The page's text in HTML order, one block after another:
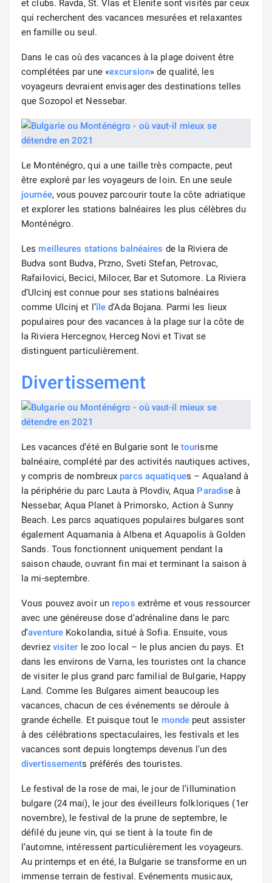
et clubs. Ravda, St. Vlas et Elenite sont visités par ceux
qui recherchent des vacances mesurées et relaxantes
en famille ou seul.
Dans le cas où des vacances à la plage doivent être
complétées par une «excursion» de qualité, les
voyageurs devraient envisager des destinations telles
que Sozopol et Nessebar.
Le Monténégro, qui a une taille très compacte, peut
être exploré par les voyageurs de loin. En une seule
journée, vous pouvez parcourir toute la côte adriatique
et explorer les stations balnéaires les plus célèbres du
Monténégro.
Les meilleures stations balnéaires de la Riviera de
Budva sont Budva, Przno, Sveti Stefan, Petrovac,
Rafailovici, Becici, Milocer, Bar et Sutomore. La Riviera
d’Ulcinj est connue pour ses stations balnéaires
comme Ulcinj et l’île d’Ada Bojana. Parmi les lieux
populaires pour des vacances à la plage sur la côte de
la Riviera Hercegnov, Herceg Novi et Tivat se
distinguent particulièrement.
Divertissement
Les vacances d’été en Bulgarie sont le tourisme
balnéaire, complété par des activités nautiques actives,
y compris de nombreux parcs aquatiques – Aqualand à
la périphérie du parc Lauta à Plovdiv, Aqua Paradise à
Nessebar, Aqua Planet à Primorsko, Action à Sunny
Beach. Les parcs aquatiques populaires bulgares sont
également Aquamania à Albena et Aquapolis à Golden
Sands. Tous fonctionnent uniquement pendant la
saison chaude, ouvrant fin mai et terminant la saison à
la mi-septembre.
Vous pouvez avoir un repos extrême et vous ressourcer
avec une généreuse dose d’adrénaline dans le parc
d’aventure Kokolandia, situé à Sofia. Ensuite, vous
devriez visiter le zoo local – le plus ancien du pays. Et
dans les environs de Varna, les touristes ont la chance
de visiter le plus grand parc familial de Bulgarie, Happy
Land. Comme les Bulgares aiment beaucoup les
vacances, chacun de ces événements se déroule à
grande échelle. Et puisque tout le monde peut assister
à des célébrations spectaculaires, les festivals et les
vacances sont depuis longtemps devenus l’un des
divertissements préférés des touristes.
Le festival de la rose de mai, le jour de l’illumination
bulgare (24 mai), le jour des éveilleurs folkloriques (1er
novembre), le festival de la prune de septembre, le
défilé du jeune vin, qui se tient à la toute fin de
l’automne, intéressent particulièrement les voyageurs.
Au printemps et en été, la Bulgarie se transforme en un
immense terrain de festival. Evénements musicaux,